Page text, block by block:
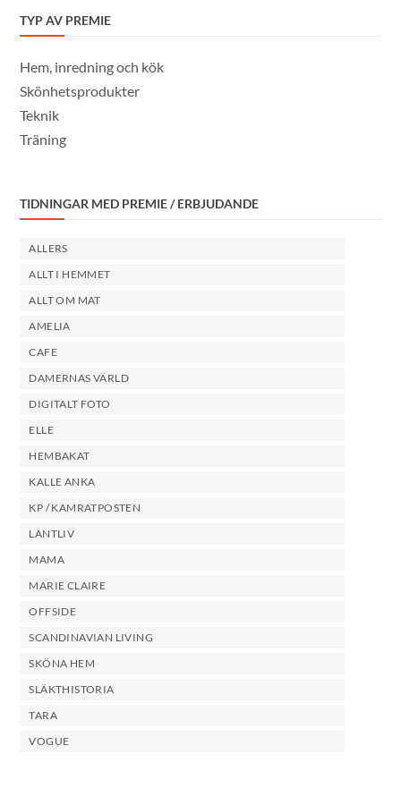
TYP AV PREMIE
Hem, inredning och kök
Skönhetsprodukter
Teknik
Träning
TIDNINGAR MED PREMIE / ERBJUDANDE
ALLERS
ALLT I HEMMET
ALLT OM MAT
AMELIA
CAFE
DAMERNAS VÄRLD
DIGITALT FOTO
ELLE
HEMBAKAT
KALLE ANKA
KP / KAMRATPOSTEN
LANTLIV
MAMA
MARIE CLAIRE
OFFSIDE
SCANDINAVIAN LIVING
SKÖNA HEM
SLÄKTHISTORIA
TARA
VOGUE